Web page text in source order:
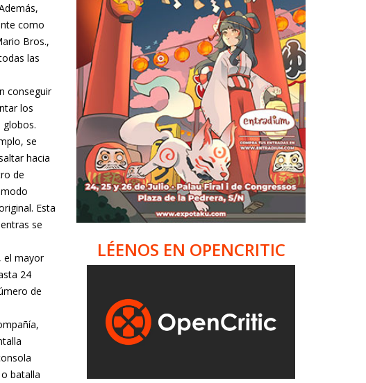
como
Bros.,
las
conseguir
los
globos.
se
hacia
de
Esta
se
el mayor
24
de
batalla
LÉENOS EN OPENCRITIC